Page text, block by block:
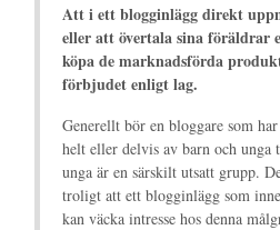
Att i ett blogginlägg direkt
eller att övertala sina föräldrar
köpa de marknadsförda
förbjudet enligt lag.
Generellt bör en bloggare som
helt eller delvis av barn och unga
unga är en särskilt utsatt grupp.
troligt att ett blogginlägg som
kan väcka intresse hos denna